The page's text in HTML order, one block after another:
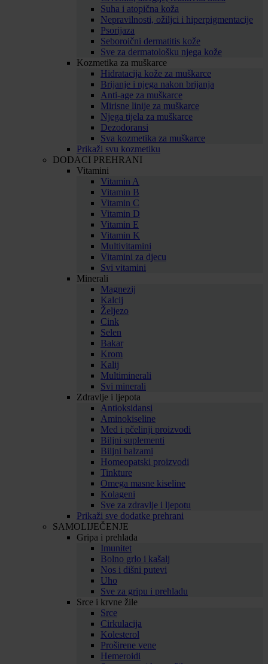
Suha i atopična koža
Nepravilnosti, ožiljci i hiperpigmentacije
Psorijaza
Seboroični dermatitis kože
Sve za dermatološku njega kože
Kozmetika za muškarce
Hidratacija kože za muškarce
Brijanje i njega nakon brijanja
Anti-age za muškarce
Mirisne linije za muškarce
Njega tijela za muškarce
Dezodoransi
Sva kozmetika za muškarce
Prikaži svu kozmetiku
DODACI PREHRANI
Vitamini
Vitamin A
Vitamin B
Vitamin C
Vitamin D
Vitamin E
Vitamin K
Multivitamini
Vitamini za djecu
Svi vitamini
Minerali
Magnezij
Kalcij
Željezo
Cink
Selen
Bakar
Krom
Kalij
Multiminerali
Svi minerali
Zdravlje i ljepota
Antioksidansi
Aminokiseline
Med i pčelinji proizvodi
Biljni suplementi
Biljni balzami
Homeopatski proizvodi
Tinkture
Omega masne kiseline
Kolageni
Sve za zdravlje i ljepotu
Prikaži sve dodatke prehrani
SAMOLIJEČENJE
Gripa i prehlada
Imunitet
Bolno grlo i kašalj
Nos i dišni putevi
Uho
Sve za gripu i prehladu
Srce i krvne žile
Srce
Cirkulacija
Kolesterol
Proširene vene
Hemeroidi